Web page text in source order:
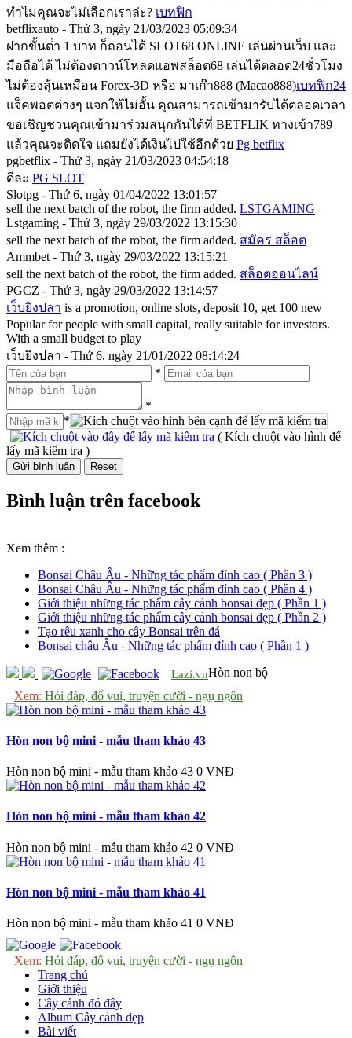
ทำไมคุณจะไม่เลือกเราล่ะ? เบทฟิก
betflixauto - Thứ 3, ngày 21/03/2023 05:09:34
ฝากขั้นต่ํา 1 บาท ก็ถอนได้ SLOT68 ONLINE เล่นผ่านเว็บ และ
มือถือได้ ไม่ต้องดาวน์โหลดแอพสล็อต68 เล่นได้ตลอด24ชั่วโมง
ไม่ต้องลุ้นเหมือน Forex-3D หรือ มาเก๊า888 (Macao888)เบทฟิก24
แจ็คพอตต่างๆ แจกให้ไม่อั้น คุณสามารถเข้ามารับได้ตลอดเวลา
ขอเชิญชวนคุณเข้ามาร่วมสนุกกันได้ที่ BETFLIK ทางเข้า789
แล้วคุณจะติดใจ แถมยังได้เงินไปใช้อีกด้วย Pg betflix
pgbetflix - Thứ 3, ngày 21/03/2023 04:54:18
ดีละ PG SLOT
Slotpg - Thứ 6, ngày 01/04/2022 13:01:57
sell the next batch of the robot, the firm added. LSTGAMING
Lstgaming - Thứ 3, ngày 29/03/2022 13:15:30
sell the next batch of the robot, the firm added. สมัคร สล็อต
Ammbet - Thứ 3, ngày 29/03/2022 13:15:21
sell the next batch of the robot, the firm added. สล็อตออนไลน์
PGCZ - Thứ 3, ngày 29/03/2022 13:14:57
เว็บยิงปลา is a promotion, online slots, deposit 10, get 100 new
Popular for people with small capital, really suitable for investors.
With a small budget to play
เว็บยิงปลา - Thứ 6, ngày 21/01/2022 08:14:24
*
*
*
( Kích chuột vào hình để
lấy mã kiểm tra )
Bình luận trên facebook
Xem thêm :
Bonsai Châu Âu - Những tác phẩm đỉnh cao ( Phần 3 )
Bonsai Châu Âu - Những tác phẩm đỉnh cao ( Phần 4 )
Giới thiệu những tác phẩm cây cảnh bonsai đẹp ( Phần 1 )
Giới thiệu những tác phẩm cây cảnh bonsai đẹp ( Phần 2 )
Tạo rêu xanh cho cây Bonsai trên đá
Bonsai châu Âu - Những tác phẩm đỉnh cao ( Phần 1 )
Lazi.vn
Xem: Hỏi đáp, đố vui, truyện cười - ngụ ngôn
Hòn non bộ
Hòn non bộ mini - mẫu tham khảo 43
Hòn non bộ mini - mẫu tham khảo 43 0 VNĐ
Hòn non bộ mini - mẫu tham khảo 42
Hòn non bộ mini - mẫu tham khảo 42 0 VNĐ
Hòn non bộ mini - mẫu tham khảo 41
Hòn non bộ mini - mẫu tham khảo 41 0 VNĐ
Xem: Hỏi đáp, đố vui, truyện cười - ngụ ngôn
Trang chủ
Giới thiệu
Cây cảnh đó đây
Album Cây cảnh đẹp
Bài viết